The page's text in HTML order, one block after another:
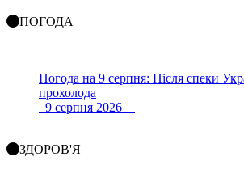
ПОГОДА
Погода на 9 серпня: Після спеки
прохолода
9 серпня 2026
ЗДОРОВ'Я